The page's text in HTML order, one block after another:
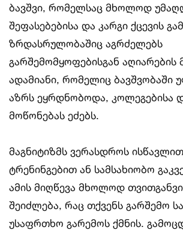
ბავშვი, რომელსაც მხოლოდ
შეფასებებისა და კარგი ქცევის
ზრდასრულობაშიც აგრძელებს
გარშემომყოფებისგან
ადამიანი, რომელიც ბავშვობაში
აზრს ეყრდნობოდა, კოლეგებისა
მოწონებას ეძებს.
მაგნიტიზმს ვერასდროს
ტრენინგებით ან სამსახიობო
ამის მიღწევა მხოლოდ
შეიძლება, რაც თქვენს გარშემო
უსაფრთხო გარემოს ქმნის.